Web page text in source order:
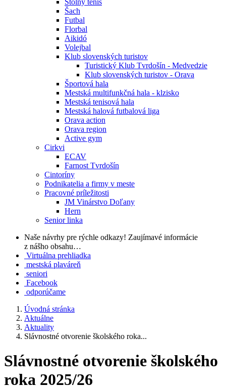
Stolný tenis
Šach
Futbal
Florbal
Aikidó
Volejbal
Klub slovenských turistov
Turistický Klub Tvrdošín - Medvedzie
Klub slovenských turistov - Orava
Športová hala
Mestská multifunkčná hala - klzisko
Mestská tenisová hala
Mestská halová futbalová liga
Orava action
Orava region
Active gym
Cirkvi
ECAV
Farnost Tvrdošín
Cintoríny
Podnikatelia a firmy v meste
Pracovné príležitosti
JM Vinárstvo Doľany
Hern
Senior linka
Naše návrhy pre rýchle odkazy! Zaujímavé informácie
z nášho obsahu…
Virtuálna prehliadka
mestská plaváreň
seniori
Facebook
odporúčame
Úvodná stránka
Aktuálne
Aktuality
Slávnostné otvorenie školského roka...
Slávnostné otvorenie školského
roka 2025/26